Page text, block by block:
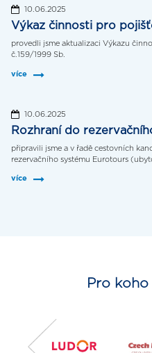
10.06.2025
Výkaz činnosti pro
provedli jsme aktualizaci Výkazu
č.159/1999 Sb.
více
10.06.2025
Rozhraní do
připravili jsme a v řadě cestovních
rezervačního systému Eurotours
více
Pro